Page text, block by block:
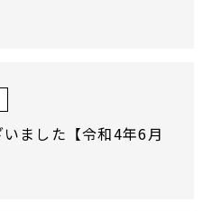
ました【令和4年6月